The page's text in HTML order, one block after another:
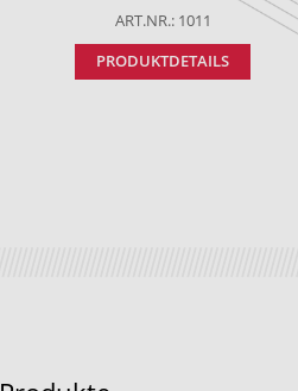
ART.NR.: 1011
PRODUKTDETAILS